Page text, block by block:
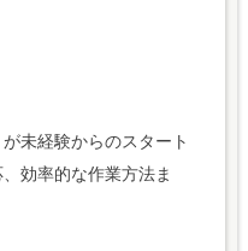
未経験からのスタート
効率的な作業方法ま